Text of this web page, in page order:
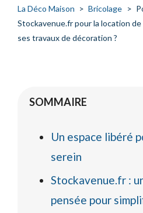
La Déco Maison > Bricolage >
Stockavenue.fr pour la location
ses travaux de décoration ?
SOMMAIRE
Un espace libéré
serein
Stockavenue.fr :
pensée pour